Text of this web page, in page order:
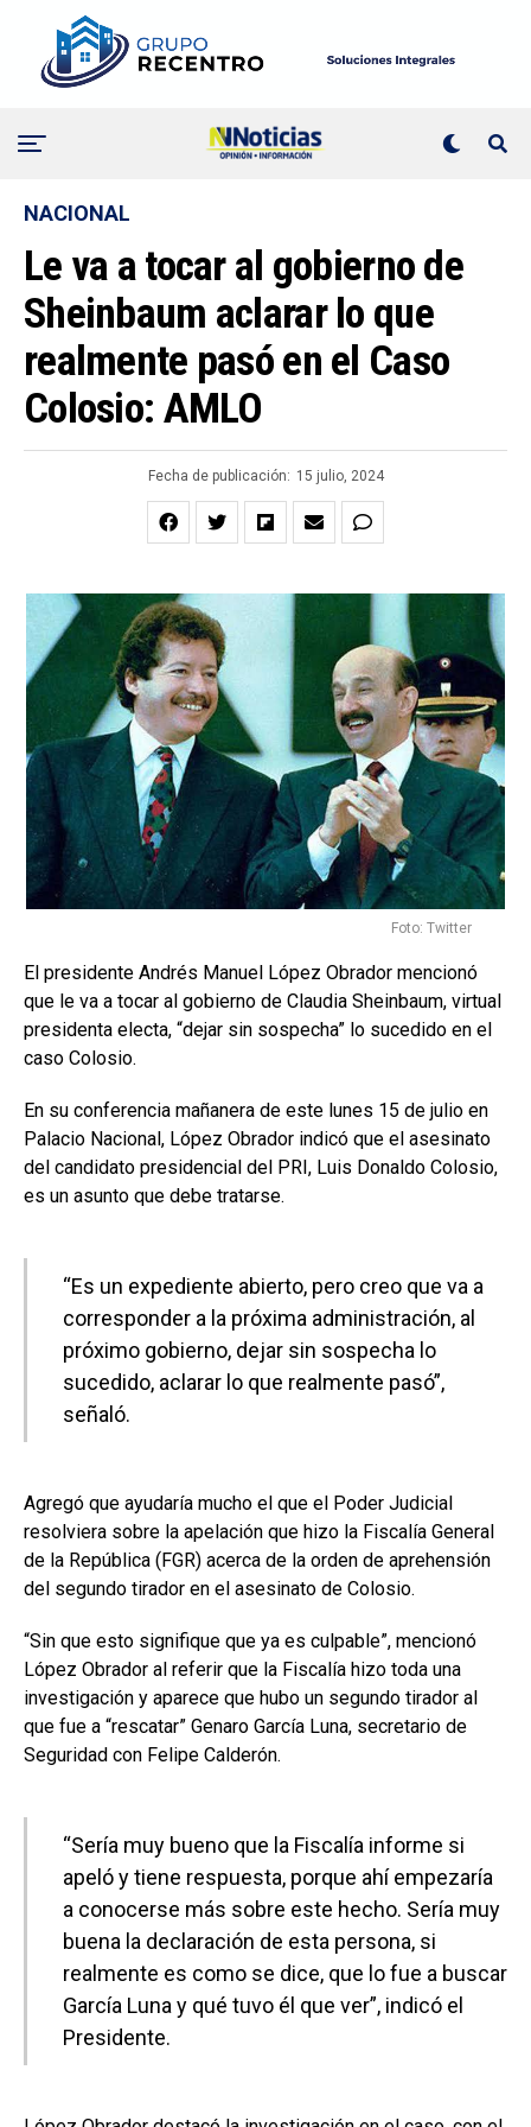
NACIONAL
Le va a tocar al gobierno de
Sheinbaum aclarar lo que
realmente pasó en el Caso
Colosio: AMLO
Fecha de publicación: 15 julio, 2024
Foto: Twitter
El presidente Andrés Manuel López Obrador mencionó
que le va a tocar al gobierno de Claudia Sheinbaum, virtual
presidenta electa, “dejar sin sospecha” lo sucedido en el
caso Colosio.
En su conferencia mañanera de este lunes 15 de julio en
Palacio Nacional, López Obrador indicó que el asesinato
del candidato presidencial del PRI, Luis Donaldo Colosio,
es un asunto que debe tratarse.
“Es un expediente abierto, pero creo que va a
corresponder a la próxima administración, al
próximo gobierno, dejar sin sospecha lo
sucedido, aclarar lo que realmente pasó”,
señaló.
Agregó que ayudaría mucho el que el Poder Judicial
resolviera sobre la apelación que hizo la Fiscalía General
de la República (FGR) acerca de la orden de aprehensión
del segundo tirador en el asesinato de Colosio.
“Sin que esto signifique que ya es culpable”, mencionó
López Obrador al referir que la Fiscalía hizo toda una
investigación y aparece que hubo un segundo tirador al
que fue a “rescatar” Genaro García Luna, secretario de
Seguridad con Felipe Calderón.
“Sería muy bueno que la Fiscalía informe si
apeló y tiene respuesta, porque ahí empezaría
a conocerse más sobre este hecho. Sería muy
buena la declaración de esta persona, si
realmente es como se dice, que lo fue a buscar
García Luna y qué tuvo él que ver”, indicó el
Presidente.